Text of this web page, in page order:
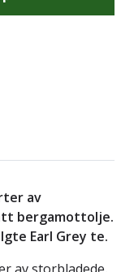
av
bergamottolje.
Earl Grey te.